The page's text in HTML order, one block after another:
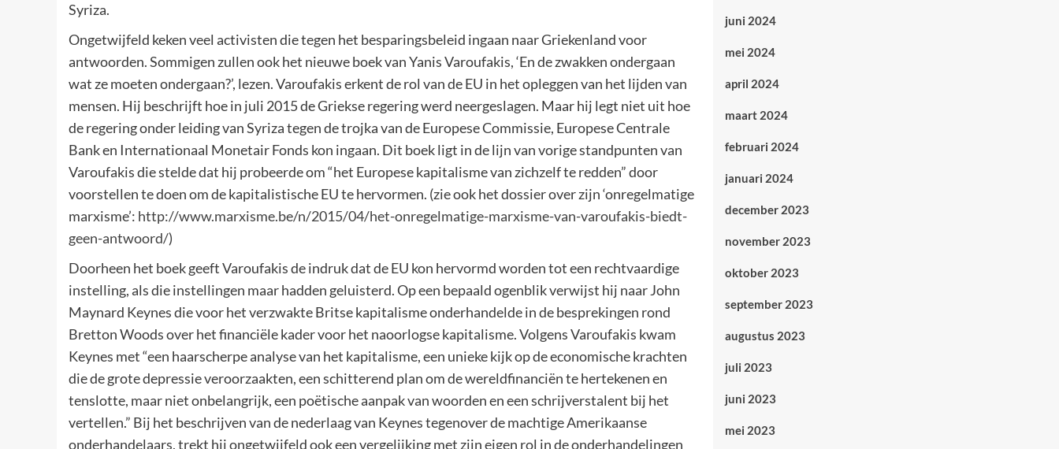
Syriza.
Ongetwijfeld keken veel activisten die tegen het besparingsbeleid ingaan naar Griekenland voor
antwoorden. Sommigen zullen ook het nieuwe boek van Yanis Varoufakis, ‘En de zwakken ondergaan
wat ze moeten ondergaan?’, lezen. Varoufakis erkent de rol van de EU in het opleggen van het lijden van
mensen. Hij beschrijft hoe in juli 2015 de Griekse regering werd neergeslagen. Maar hij legt niet uit hoe
de regering onder leiding van Syriza tegen de trojka van de Europese Commissie, Europese Centrale
Bank en Internationaal Monetair Fonds kon ingaan. Dit boek ligt in de lijn van vorige standpunten van
Varoufakis die stelde dat hij probeerde om “het Europese kapitalisme van zichzelf te redden” door
voorstellen te doen om de kapitalistische EU te hervormen. (zie ook het dossier over zijn ‘onregelmatige
marxisme’: http://www.marxisme.be/n/2015/04/het-onregelmatige-marxisme-van-varoufakis-biedt-
geen-antwoord/)
Doorheen het boek geeft Varoufakis de indruk dat de EU kon hervormd worden tot een rechtvaardige
instelling, als die instellingen maar hadden geluisterd. Op een bepaald ogenblik verwijst hij naar John
Maynard Keynes die voor het verzwakte Britse kapitalisme onderhandelde in de besprekingen rond
Bretton Woods over het financiële kader voor het naoorlogse kapitalisme. Volgens Varoufakis kwam
Keynes met “een haarscherpe analyse van het kapitalisme, een unieke kijk op de economische krachten
die de grote depressie veroorzaakten, een schitterend plan om de wereldfinanciën te hertekenen en
tenslotte, maar niet onbelangrijk, een poëtische aanpak van woorden en een schrijverstalent bij het
vertellen.” Bij het beschrijven van de nederlaag van Keynes tegenover de machtige Amerikaanse
onderhandelaars, trekt hij ongetwijfeld ook een vergelijking met zijn eigen rol in de onderhandelingen
juni 2024
mei 2024
april 2024
maart 2024
februari 2024
januari 2024
december 2023
november 2023
oktober 2023
september 2023
augustus 2023
juli 2023
juni 2023
mei 2023